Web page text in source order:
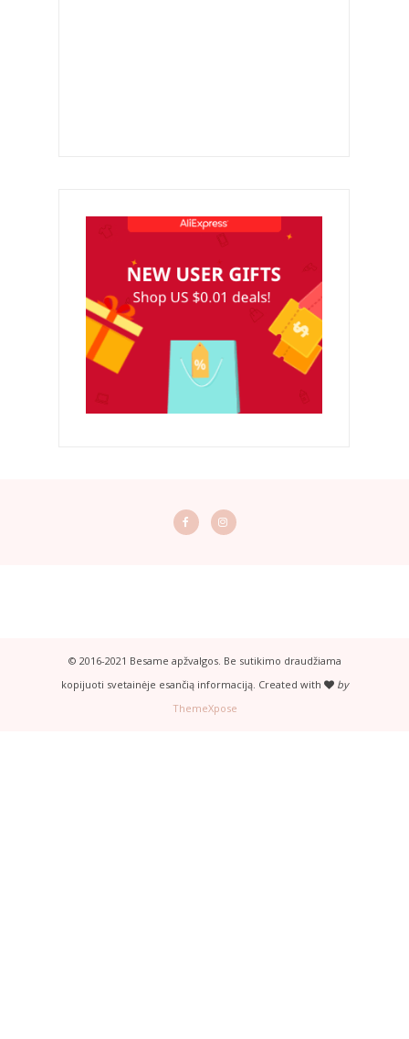
© 2016-2021 Besame apžvalgos. Be sutikimo draudžiama
kopijuoti svetainėje esančią informaciją. Created with
by
ThemeXpose